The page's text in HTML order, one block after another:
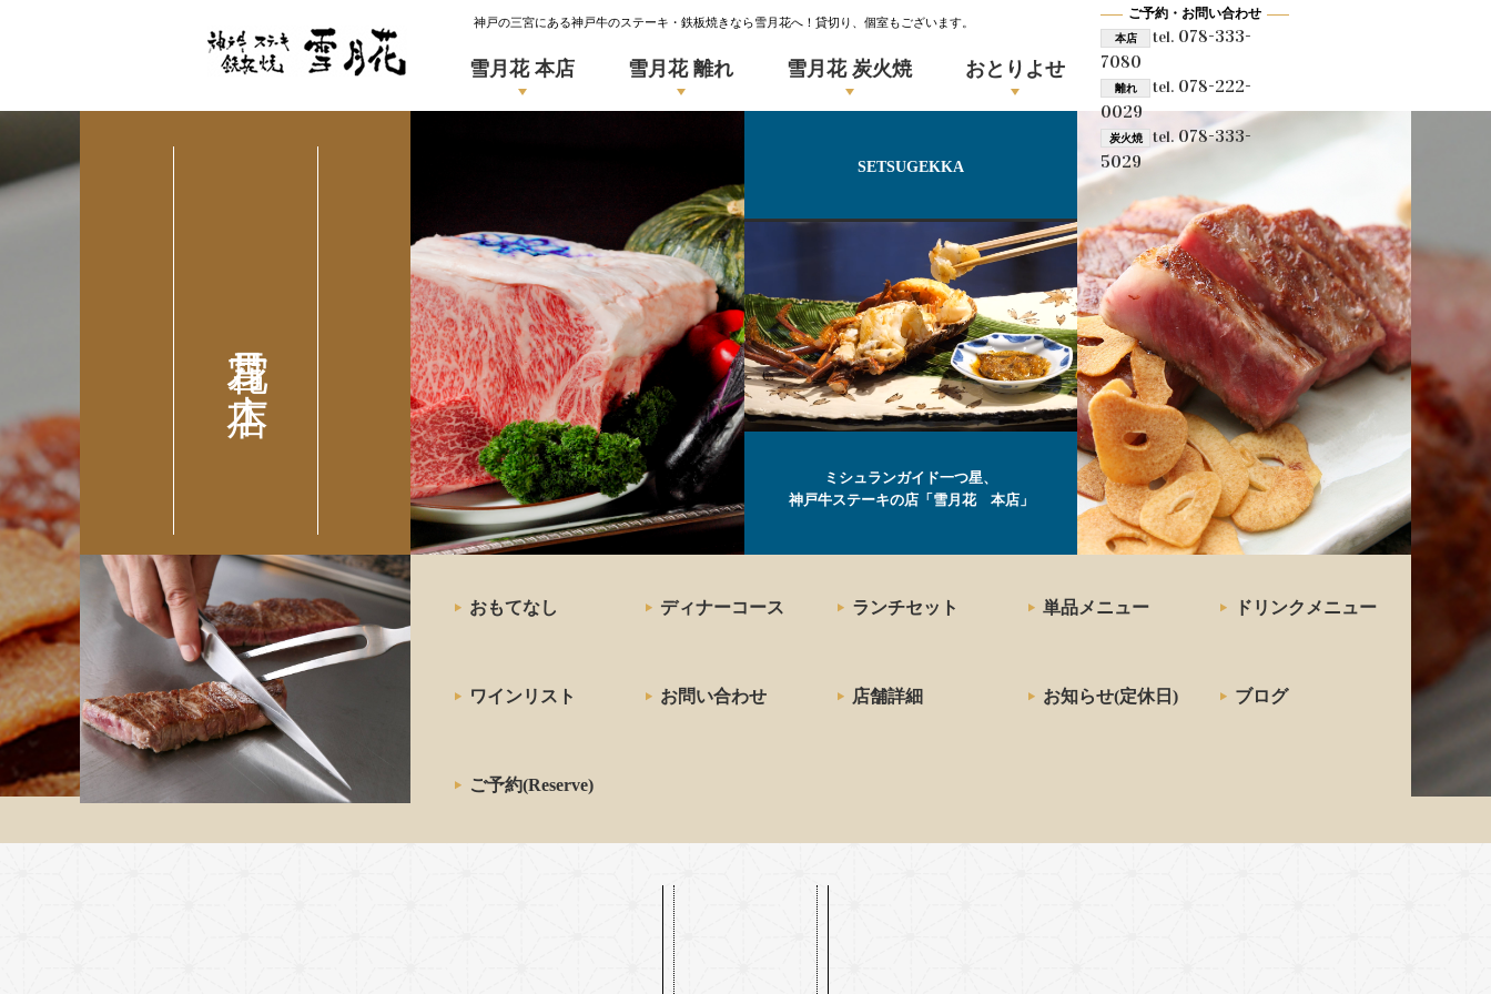
神戸の三宮にある神戸牛のステーキ・鉄板焼きなら雪月花へ！貸切り、個室もございます。
雪月花 本店 雪月花 離れ 雪月花 炭火焼 おとりよせ
ご予約・お問い合わせ
本店 tel. 078-333-
7080
離れ tel. 078-222-
0029
炭火焼 tel. 078-333-
5029
SETSUGEKKA
ミシュランガイド一つ星、
神戸牛ステーキの店「雪月花 本店」
最高級の
神戸牛
ステーキ
おもてなし ディナーコース ランチセット 単品メニュー ドリンクメニュー
ワインリスト お問い合わせ 店舗詳細 お知らせ(定休日) ブログ
ご予約(Reserve)